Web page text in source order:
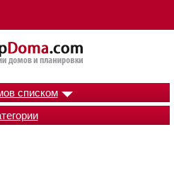
списком